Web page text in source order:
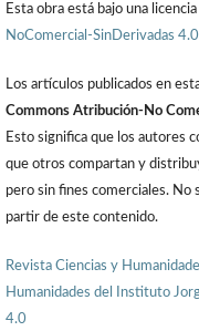
Esta obra está bajo una
NoComercial-SinDerivadas 4.0
Los artículos publicados en
Commons Atribución-No
Esto significa que los autores
que otros compartan y
pero sin fines comerciales. No
partir de este contenido.
Revista Ciencias y
Humanidades del Instituto
4.0